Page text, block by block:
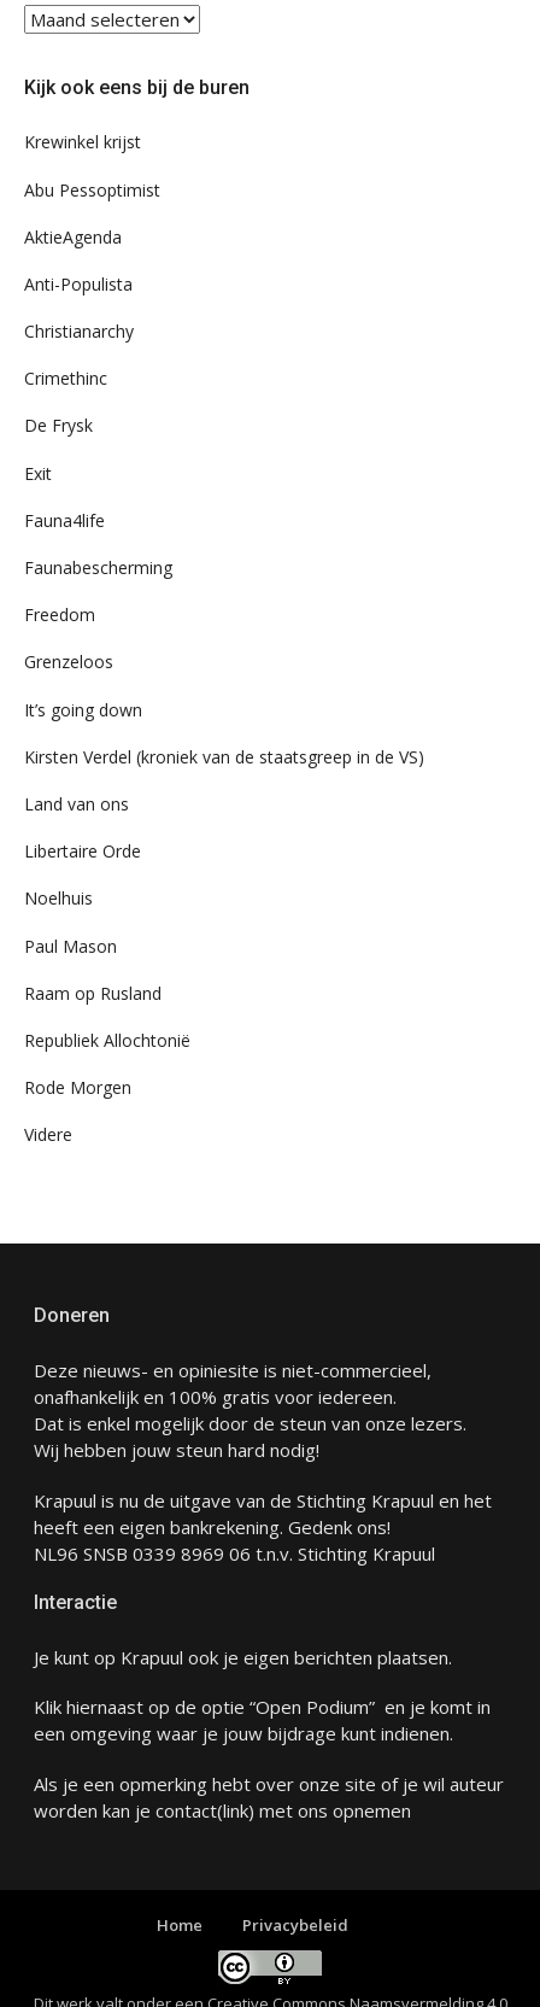
Blader
ons
Kijk ook eens bij de buren
Krewinkel krijst
Abu Pessoptimist
AktieAgenda
Anti-Populista
Christianarchy
Crimethinc
De Frysk
Exit
Fauna4life
Faunabescherming
Freedom
Grenzeloos
It’s going down
Kirsten Verdel (kroniek van de staatsgreep in de VS)
Land van ons
Libertaire Orde
Noelhuis
Paul Mason
Raam op Rusland
Republiek Allochtonië
Rode Morgen
Videre
Doneren
Deze nieuws- en opiniesite is niet-commercieel,
onafhankelijk en 100% gratis voor iedereen.
Dat is enkel mogelijk door de steun van onze lezers.
Wij hebben jouw steun hard nodig!
Krapuul is nu de uitgave van de Stichting Krapuul en het
heeft een eigen bankrekening. Gedenk ons!
NL96 SNSB 0339 8969 06 t.n.v. Stichting Krapuul
Interactie
Je kunt op Krapuul ook je eigen berichten plaatsen.
Klik hiernaast op de optie “Open Podium” en je komt in
een omgeving waar je jouw bijdrage kunt indienen.
Als je een opmerking hebt over onze site of je wil auteur
worden kan je contact(link) met ons opnemen
Home Privacybeleid